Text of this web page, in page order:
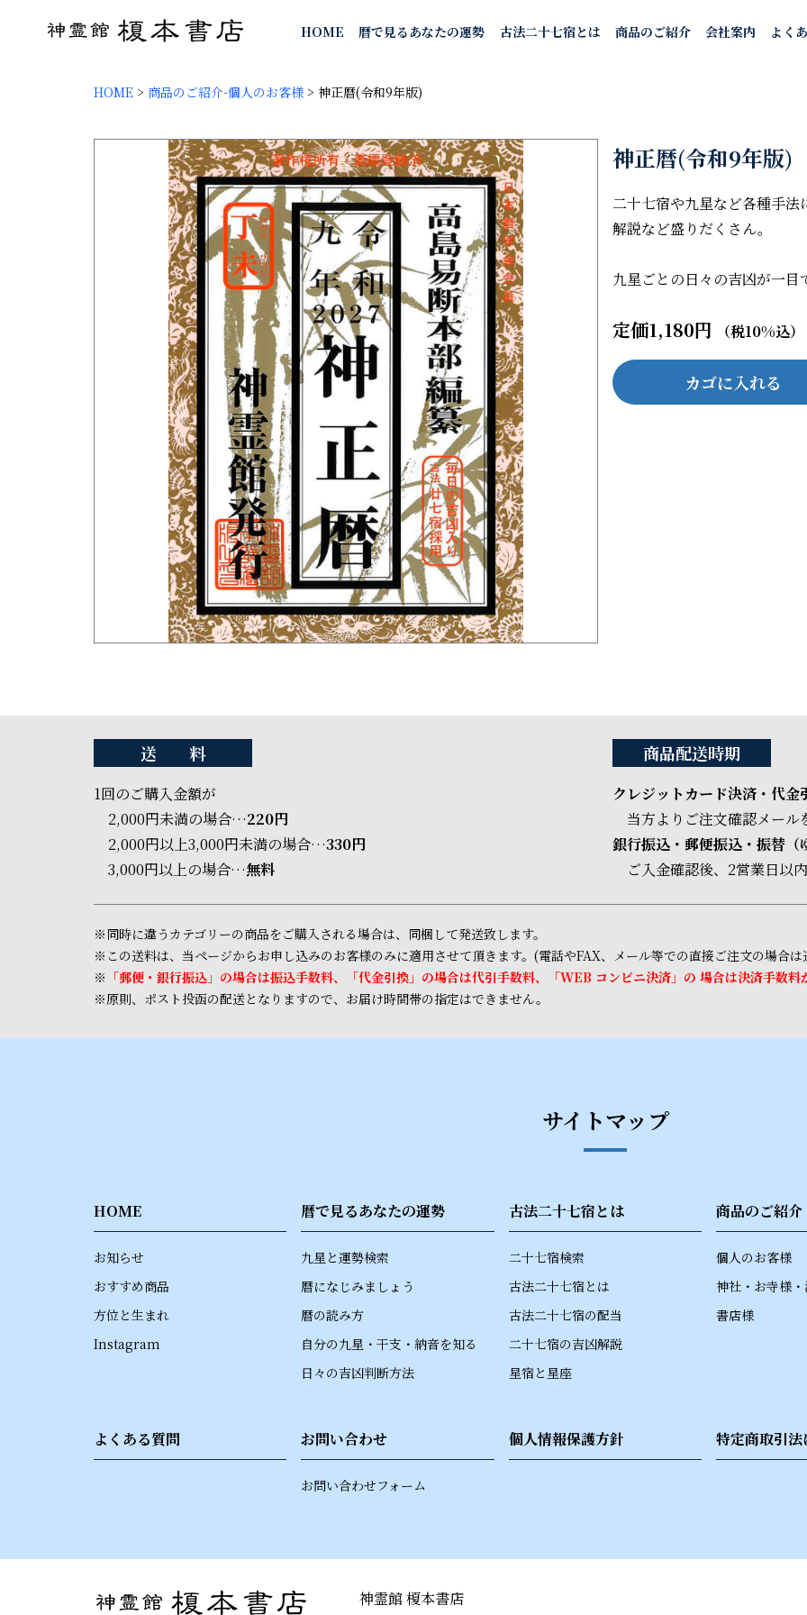
HOME 暦で見るあなたの運勢 古法二十七宿とは 商品のご紹介 会社案内 よく
HOME > 商品のご紹介-個人のお客様 > 神正暦(令和9年版)
神正暦(令和9年版)
二十七宿や九星など各種手
解説など盛りだくさん。
九星ごとの日々の吉凶が一目
定価1,180円 （税10%込）
送 料
1回のご購入金額が
2,000円未満の場合…220円
2,000円以上3,000円未満の場合…330円
3,000円以上の場合…無料
商品配送時期
クレジットカード決済・代
当方よりご注文確認メール
銀行振込・郵便振込・振替
ご入金確認後、2営業日以
※同時に違うカテゴリーの商品をご購入される場合は、同梱して発送致します。
※この送料は、当ページからお申し込みのお客様のみに適用させて頂きます。(電話やFAX、メール等での直接ご注文の場合は
※ 「郵便・銀行振込」の場合は振込手数料、「代金引換」の場合は代引手数料、「WEB コンビニ決済」の 場合は決済手数料
※原則、ポスト投函の配送となりますので、お届け時間帯の指定はできません。
サイトマップ
HOME
お知らせ
おすすめ商品
方位と生まれ
Instagram
暦で見るあなたの運勢
九星と運勢検索
暦になじみましょう
暦の読み方
自分の九星・干支・納音を知る
日々の吉凶判断方法
古法二十七宿とは
二十七宿検索
古法二十七宿とは
古法二十七宿の配当
二十七宿の吉凶解説
星宿と星座
商品のご紹介
個人のお客様
神社・お寺様
書店様
よくある質問 お問い合わせ
お問い合わせフォーム
個人情報保護方針 特定商取引
神霊館 榎本書店